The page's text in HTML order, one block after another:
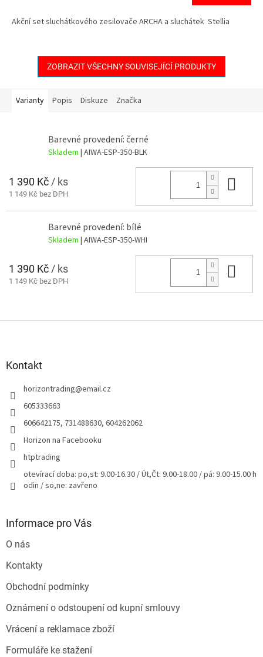
Akční set sluchátkového zesilovače ARCHA a sluchátek Stellia
ZOBRAZIT VŠECHNY SOUVISEJÍCÍ PRODUKTY
Varianty Popis Diskuze Značka
Barevné provedení: černé
Skladem | AIWA-ESP-350-BLK
1 390 Kč / ks
1 149 Kč bez DPH
Barevné provedení: bílé
Skladem | AIWA-ESP-350-WHI
1 390 Kč / ks
1 149 Kč bez DPH
Kontakt
horizontrading@email.cz
605333663
606642175, 731488630, 604262062
Horizon na Facebooku
htptrading
otevírací doba: po,st: 9.00-16.30 / Út,Čt: 9.00-18.00 / pá: 9.00-15.00 h
odin / so,ne: zavřeno
Informace pro Vás
O nás
Kontakty
Obchodní podmínky
Oznámení o odstoupení od kupní smlouvy
Vrácení a reklamace zboží
Formuláře ke stažení